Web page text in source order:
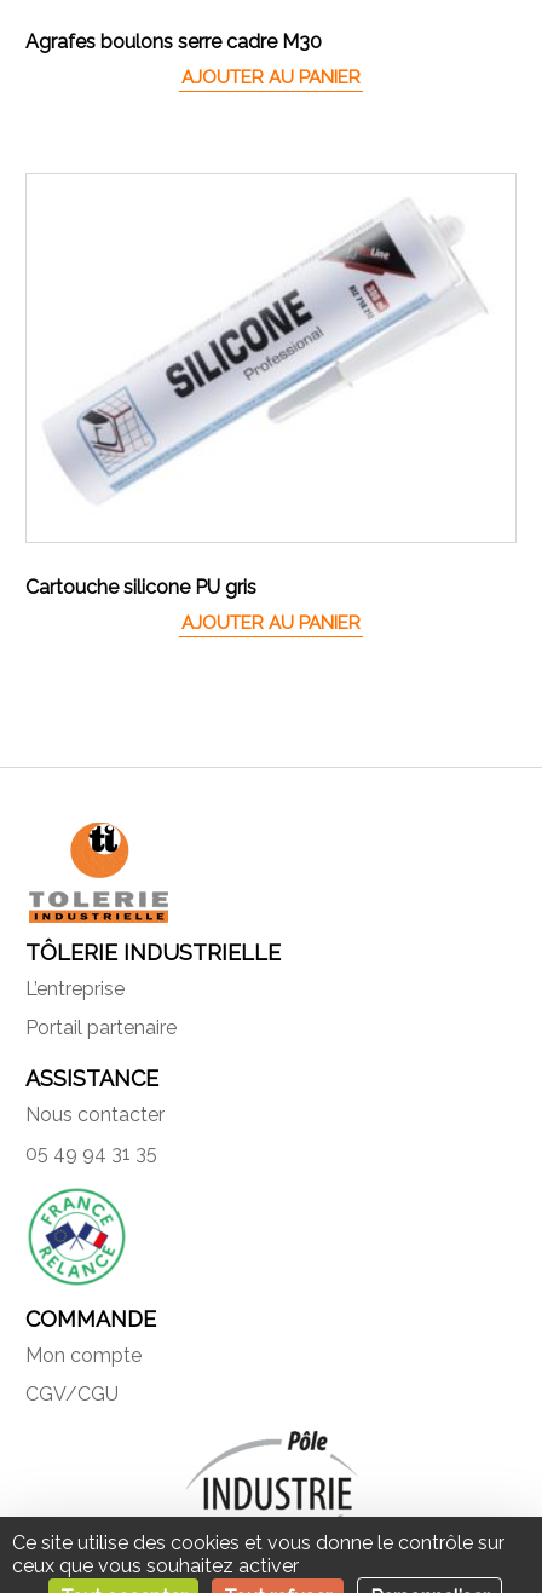
Agrafes boulons serre cadre M30
AJOUTER AU PANIER
Cartouche silicone PU gris
AJOUTER AU PANIER
TÔLERIE INDUSTRIELLE
L’entreprise
Portail partenaire
ASSISTANCE
Nous contacter
05 49 94 31 35
COMMANDE
Mon compte
CGV/CGU
Ce site utilise des cookies et vous donne le contrôle sur
ceux que vous souhaitez activer